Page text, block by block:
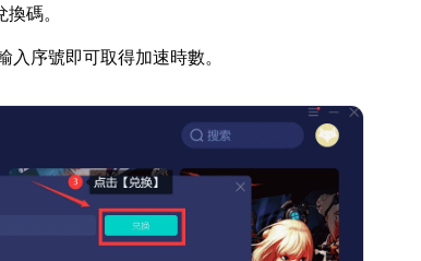
碼。
序號即可取得加速時數。